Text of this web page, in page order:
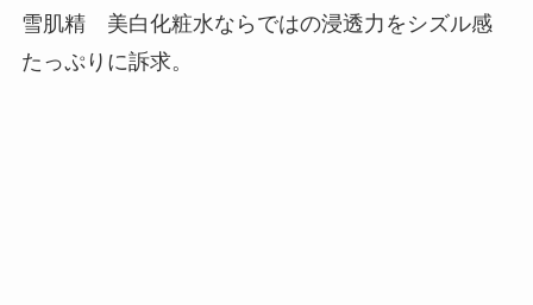
雪肌精 美⽩化粧水ならではの浸透力をシズル感
たっぷりに訴求。